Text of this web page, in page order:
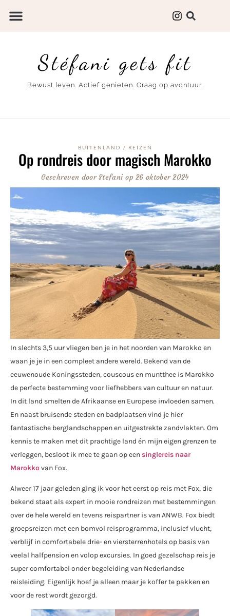
Stéfani gets fit
Bewust leven. Actief genieten. Graag op avontuur.
BUITENLAND / REIZEN
Op rondreis door magisch Marokko
Geschreven doorStefani op 26 oktober 2024
In slechts 3,5 uur vliegen ben je in het noorden van Marokko en
waan je je in een compleet andere wereld. Bekend van de
eeuwenoude Koningssteden, couscous en muntthee is Marokko
de perfecte bestemming voor liefhebbers van cultuur en natuur.
In dit land smelten de Afrikaanse en Europese invloeden samen.
En naast bruisende steden en badplaatsen vind je hier
fantastische berglandschappen en uitgestrekte zandvlakten. Om
kennis te maken met dit prachtige land én mijn eigen grenzen te
verleggen, besloot ik mee te gaan op eensinglereis naar
Marokkovan Fox.
Alweer 17 jaar geleden ging ik voor het eerst op reis met Fox, die
bekend staat als expert in mooie rondreizen met bestemmingen
over de hele wereld en tevens reispartner is van ANWB. Fox biedt
groepsreizen met een bomvol reisprogramma, inclusief vlucht,
verblijf in comfortabele drie- en viersterrenhotels op basis van
veelal halfpension en volop excursies. In goed gezelschap reis je
super comfortabel onder begeleiding van Nederlandse
reisleiding. Eigenlijk hoef je alleen maar je koffer te pakken en
voor de rest wordt gezorgd.